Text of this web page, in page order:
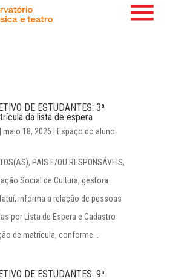
DE ESTUDANTES: 3ª
da lista de espera
maio 18, 2026 Espaço do aluno
PAIS E/OU RESPONSÁVEIS,
Social de Cultura, gestora
informa a relação de pessoas
por Lista de Espera e Cadastro
de matrícula, conforme...
DE ESTUDANTES: 9ª